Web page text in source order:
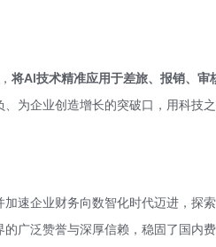
将AI技术精准应用于差旅、报销、审
为企业创造增长的突破口，用科技
速企业财务向数智化时代迈进，探
广泛赞誉与深厚信赖，稳固了国内